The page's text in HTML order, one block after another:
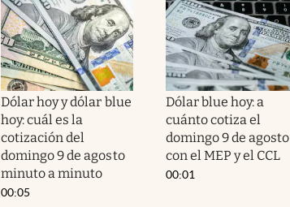
Dólar hoy y dólar blue
hoy: cuál es la
cotización del
domingo 9 de agosto
minuto a minuto
00:05
Dólar blue hoy: a
cuánto cotiza el
domingo 9 de agosto
con el MEP y el CCL
00:01